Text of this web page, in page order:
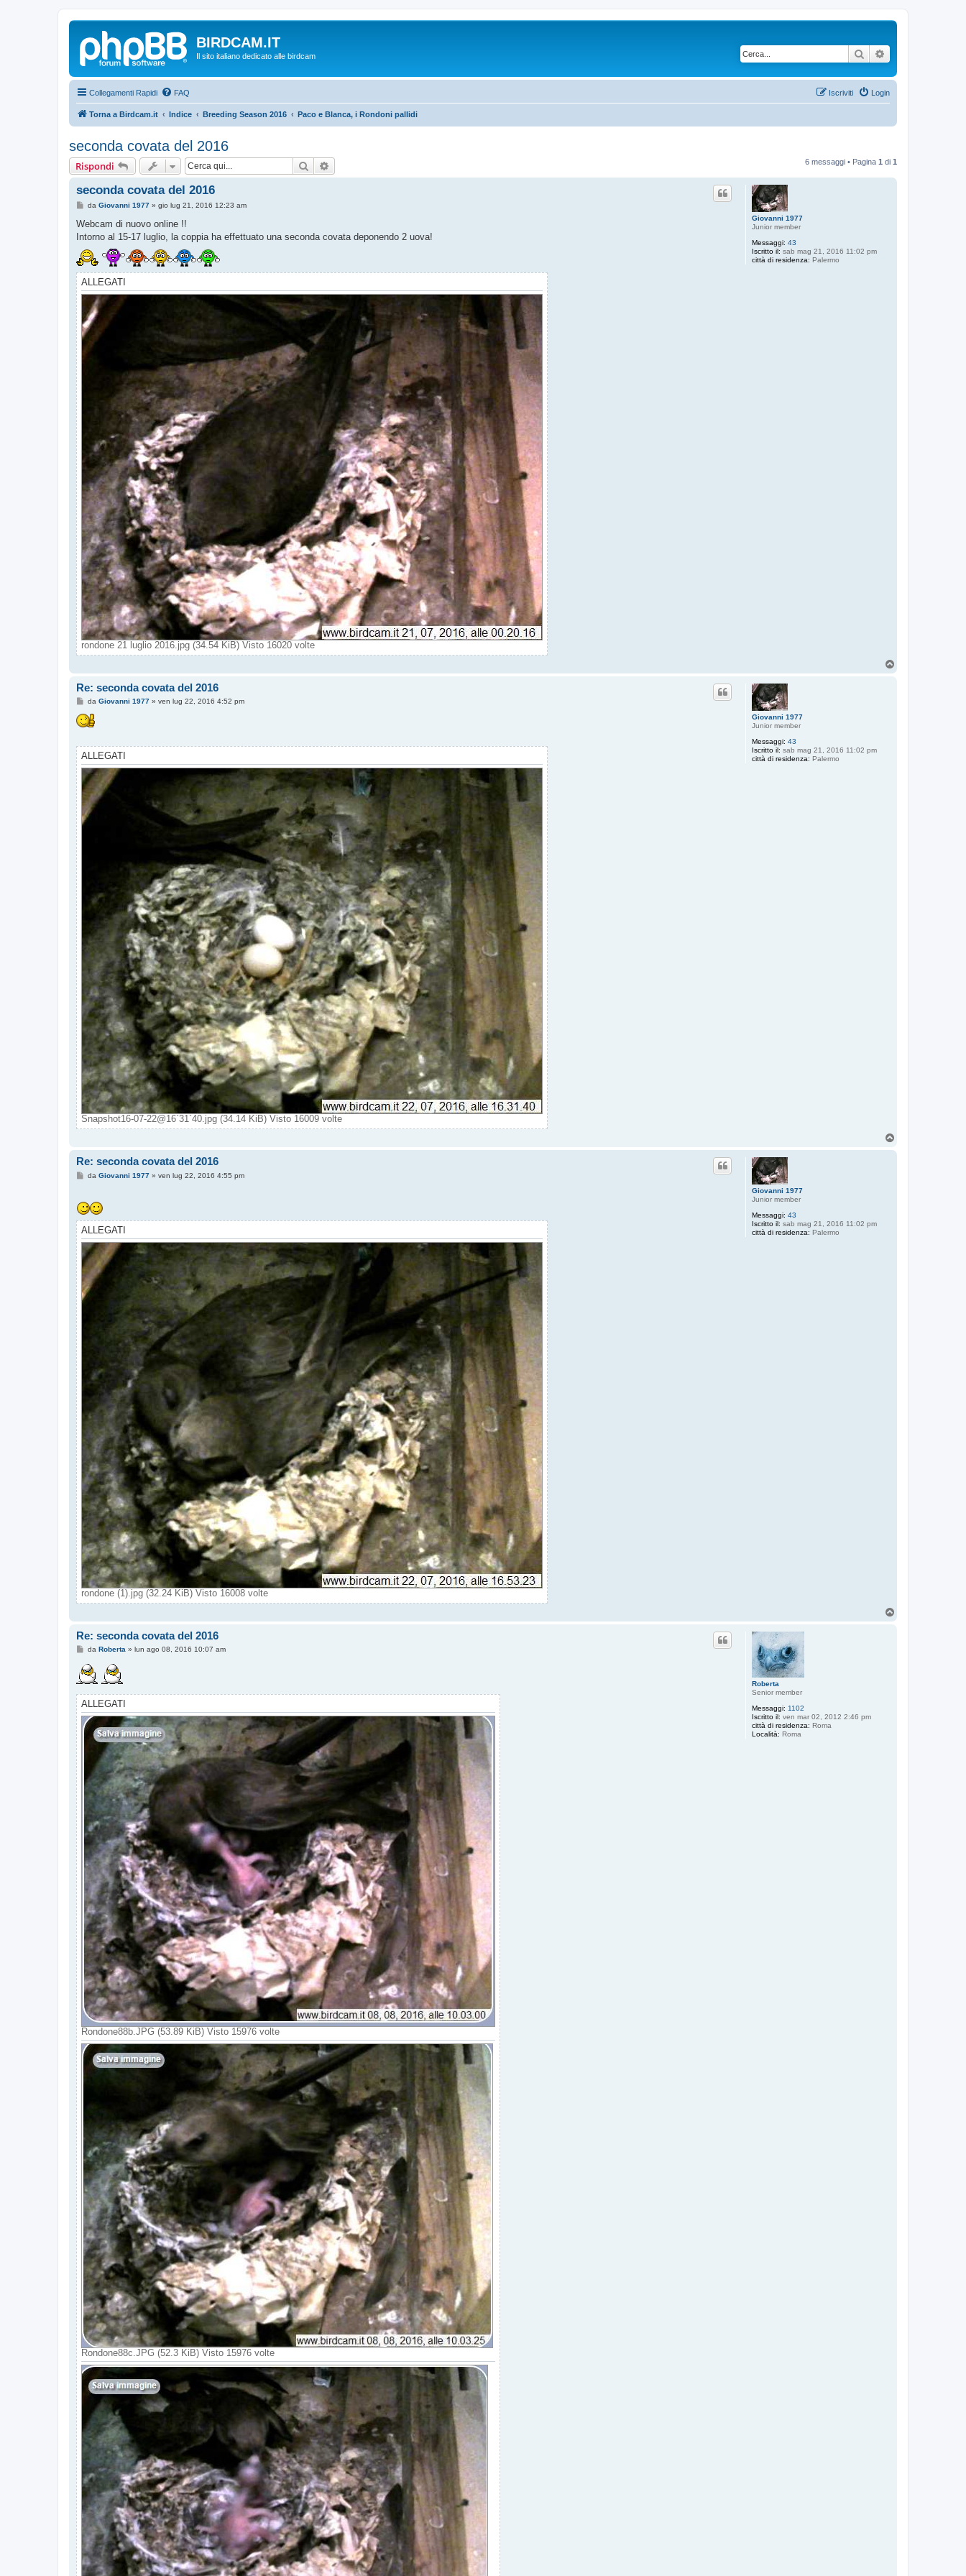
BIRDCAM.IT
Il sito italiano dedicato alle birdcam Cerca
Collegamenti Rapidi FAQ Login
Iscriviti
Torna a Birdcam.it Indice Breeding Season 2016 Paco e Blanca, i Rondoni pallidi
seconda covata del 2016
Rispondi Cerca 6 messaggi • Pagina 1 di 1
Giovanni 1977
Junior member
Messaggi: 43
Iscritto il: sab mag 21, 2016 11:02 pm
città di residenza: Palermo
seconda covata del 2016
M
s
a
g
i
o
da Giovanni 1977» gio lug 21, 2016 12:23 am
Webcam di nuovo online !!
Intorno al 15-17 luglio, la coppia ha effettuato una seconda covata deponendo 2 uova!
ALLEGATI
rondone 21 luglio 2016.jpg (34.54 KiB) Visto 16020 volte
Giovanni 1977
Junior member
Messaggi: 43
Iscritto il: sab mag 21, 2016 11:02 pm
città di residenza: Palermo
Re: seconda covata del 2016
M
s
s
g
o
da Giovanni 1977» ven lug 22, 2016 4:52 pm
ALLEGATI
Snapshot16-07-22@16`31`40.jpg (34.14 KiB) Visto 16009 volte
Giovanni 1977
Junior member
Messaggi: 43
Iscritto il: sab mag 21, 2016 11:02 pm
città di residenza: Palermo
Re: seconda covata del 2016
M
s
a
g
o
da Giovanni 1977» ven lug 22, 2016 4:55 pm
ALLEGATI
rondone (1).jpg (32.24 KiB) Visto 16008 volte
Roberta
Senior member
Messaggi: 1102
Iscritto il: ven mar 02, 2012 2:46 pm
città di residenza: Roma
Località: Roma
Re: seconda covata del 2016
M
s
s
a
g
o
da Roberta » lun ago 08, 2016 10:07 am
ALLEGATI
Rondone88b.JPG (53.89 KiB) Visto 15976 volte
Rondone88c.JPG (52.3 KiB) Visto 15976 volte